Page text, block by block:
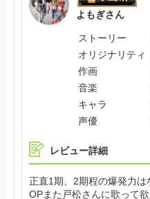
よもぎさん
ストーリー
オリジナリティ
作画
音楽
キャラ
声優
レビュー詳細
正直1期、2期程の爆発力は
OPまた戸松さんに歌って欲